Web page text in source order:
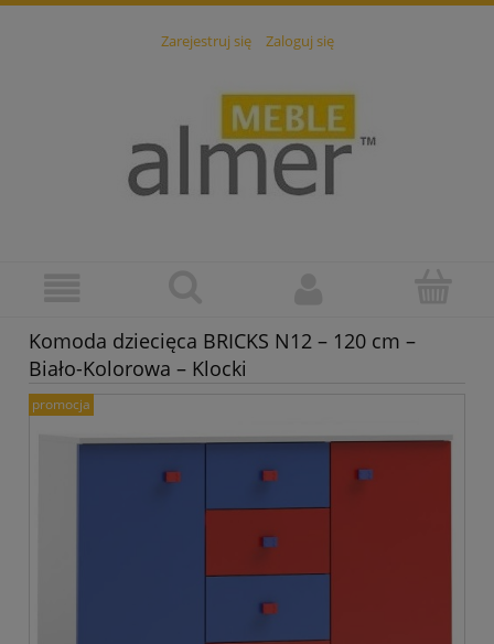
Zarejestruj się Zaloguj się
Komoda dziecięca BRICKS N12 – 120 cm –
Biało-Kolorowa – Klocki
promocja